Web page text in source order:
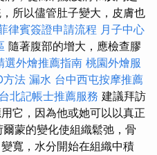
所以儘管肚子變大，皮膚也
律賓簽證申請流程 月子中心
隨著腹部的增大，應檢查膠
選外燴推薦指南 桃園外燴服
方法 漏水 台中西屯按摩推薦
台北記帳士推薦服務 建議拜訪
它，因為他或她可以以真正
蒙的變化使組織鬆弛，骨
寬，水分開始在組織中積